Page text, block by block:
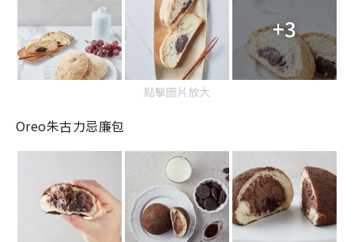
+3
點擊圖片放大
Oreo朱古力忌廉包